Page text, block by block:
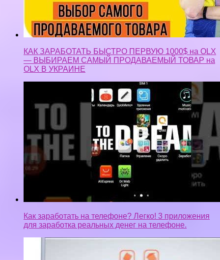
КАК ЗАРАБОТАТЬ БЫСТРО ПЕРВУЮ 1000$ на OLX
— ВЫБИРАЕМ САМЫЙ ПРОДАВАЕМЫЙ ТОВАР на
OLX В УКРАИНЕ
Как заработать на телефоне? Легко! 3 приложения
для заработка реальных денег на телефоне.